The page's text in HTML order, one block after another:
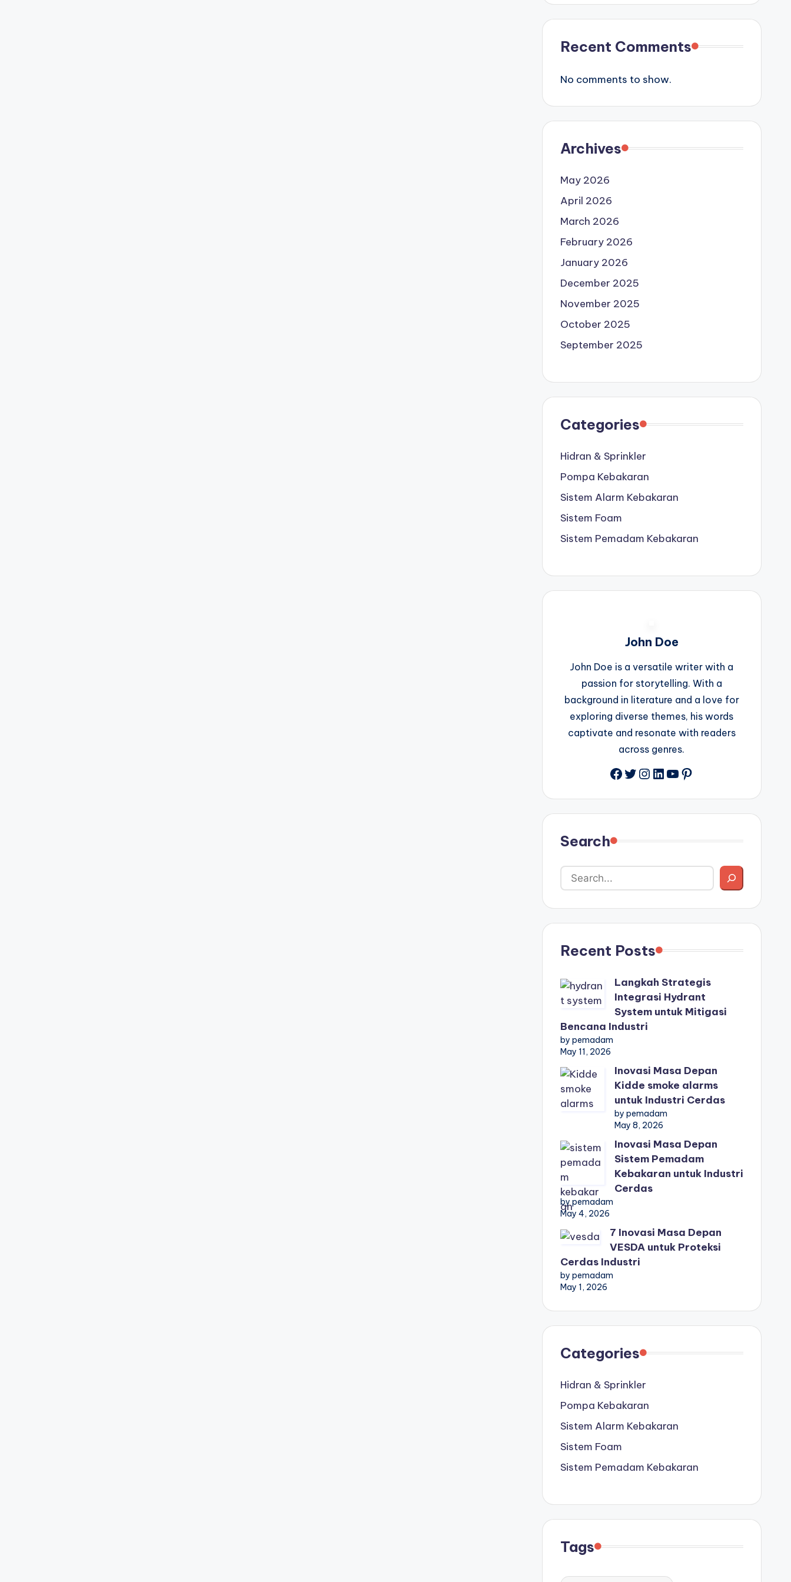
Recent Comments
No comments to show.
Archives
May 2026
April 2026
March 2026
February 2026
January 2026
December 2025
November 2025
October 2025
September 2025
Categories
Hidran & Sprinkler
Pompa Kebakaran
Sistem Alarm Kebakaran
Sistem Foam
Sistem Pemadam Kebakaran
John Doe
John Doe is a versatile writer with a
passion for storytelling. With a
background in literature and a love for
exploring diverse themes, his words
captivate and resonate with readers
across genres.
Facebook
Twitter
Instagram
LinkedIn
YouTube
Pinterest
Search
Recent Posts
Langkah Strategis
Integrasi Hydrant
System untuk Mitigasi
Bencana Industri
by pemadam
May 11, 2026
Inovasi Masa Depan
Kidde smoke alarms
untuk Industri Cerdas
by pemadam
May 8, 2026
Inovasi Masa Depan
Sistem Pemadam
Kebakaran untuk Industri
Cerdas
by pemadam
May 4, 2026
7 Inovasi Masa Depan
VESDA untuk Proteksi
Cerdas Industri
by pemadam
May 1, 2026
Categories
Hidran & Sprinkler
Pompa Kebakaran
Sistem Alarm Kebakaran
Sistem Foam
Sistem Pemadam Kebakaran
Tags